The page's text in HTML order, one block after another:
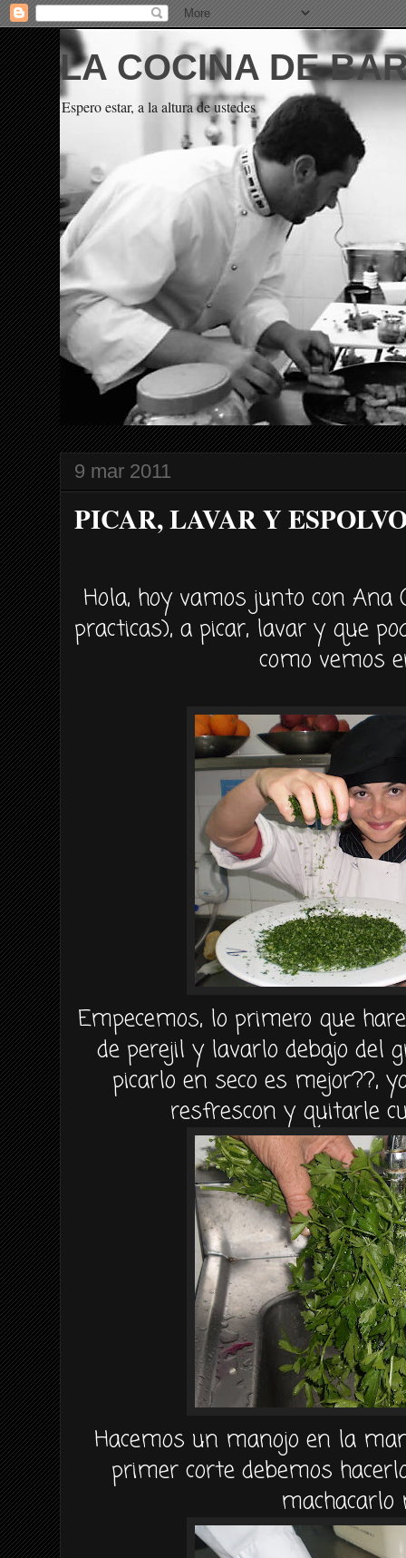
LA COCINA DE
Espero estar, a la altura de ustedes
9 mar 2011
PICAR, LAVAR Y
Hola, hoy vamos junto con
practicas), a picar, lavar y que
como vemos
Empecemos, lo primero que
de perejil y lavarlo debajo del
picarlo en seco es mejor??,
resfrescon y quitarle
Hacemos un manojo en la
primer corte debemos
machacarlo